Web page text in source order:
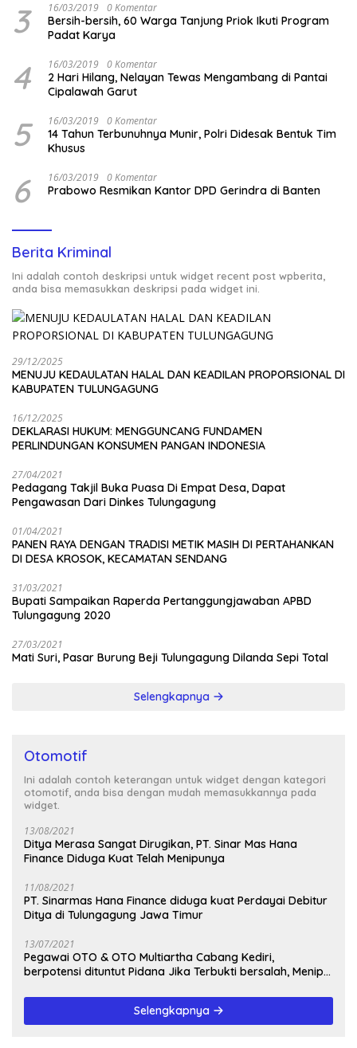
3 16/03/2019 0 Komentar
Bersih-bersih, 60 Warga Tanjung Priok Ikuti Program
Padat Karya
4 16/03/2019 0 Komentar
2 Hari Hilang, Nelayan Tewas Mengambang di Pantai
Cipalawah Garut
5 16/03/2019 0 Komentar
14 Tahun Terbunuhnya Munir, Polri Didesak Bentuk Tim
Khusus
6 16/03/2019 0 Komentar
Prabowo Resmikan Kantor DPD Gerindra di Banten
Berita Kriminal
Ini adalah contoh deskripsi untuk widget recent post wpberita,
anda bisa memasukkan deskripsi pada widget ini.
29/12/2025
MENUJU KEDAULATAN HALAL DAN KEADILAN PROPORSIONAL DI
KABUPATEN TULUNGAGUNG
16/12/2025
DEKLARASI HUKUM: MENGGUNCANG FUNDAMEN
PERLINDUNGAN KONSUMEN PANGAN INDONESIA
27/04/2021
Pedagang Takjil Buka Puasa Di Empat Desa, Dapat
Pengawasan Dari Dinkes Tulungagung
01/04/2021
PANEN RAYA DENGAN TRADISI METIK MASIH DI PERTAHANKAN
DI DESA KROSOK, KECAMATAN SENDANG
31/03/2021
Bupati Sampaikan Raperda Pertanggungjawaban APBD
Tulungagung 2020
27/03/2021
Mati Suri, Pasar Burung Beji Tulungagung Dilanda Sepi Total
Selengkapnya
Otomotif
Ini adalah contoh keterangan untuk widget dengan kategori
otomotif, anda bisa dengan mudah memasukkannya pada
widget.
13/08/2021
Ditya Merasa Sangat Dirugikan, PT. Sinar Mas Hana
Finance Diduga Kuat Telah Menipunya
11/08/2021
PT. Sinarmas Hana Finance diduga kuat Perdayai Debitur
Ditya di Tulungagung Jawa Timur
13/07/2021
Pegawai OTO & OTO Multiartha Cabang Kediri,
berpotensi dituntut Pidana Jika Terbukti bersalah, Menipu
Selengkapnya